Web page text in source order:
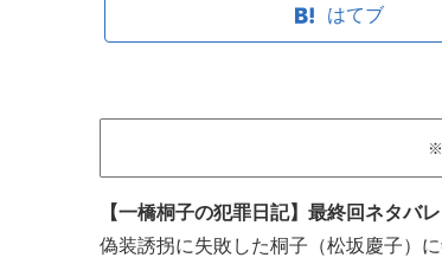
はてブ
※
【一橋桐子の犯罪日記】最終回ネタバ
偽装誘拐に失敗した桐子（松坂慶子）